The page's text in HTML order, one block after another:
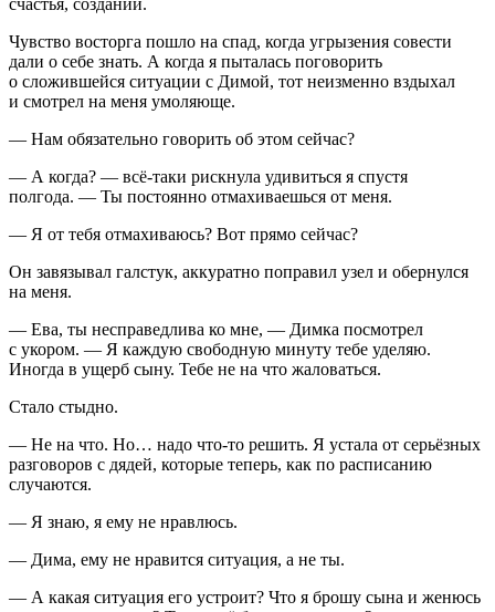
счастья, создании.
Чувство восторга пошло на спад, когда угрызения совести
дали о себе знать. А когда я пыталась поговорить
о сложившейся ситуации с Димой, тот неизменно вздыхал
и смотрел на меня умоляюще.
— Нам обязательно говорить об этом сейчас?
— А когда? — всё-таки рискнула удивиться я спустя
полгода. — Ты постоянно отмахиваешься от меня.
— Я от тебя отмахиваюсь? Вот прямо сейчас?
Он завязывал галстук, аккуратно поправил узел и обернулся
на меня.
— Ева, ты несправедлива ко мне, — Димка посмотрел
с укором. — Я каждую свободную минуту тебе уделяю.
Иногда в ущерб сыну. Тебе не на что жаловаться.
Стало стыдно.
— Не на что. Но… надо что-то решить. Я устала от серьёзных
разговоров с дядей, которые теперь, как по расписанию
случаются.
— Я знаю, я ему не нравлюсь.
— Дима, ему не нравится ситуация, а не ты.
— А какая ситуация его устроит? Что я брошу сына и женюсь